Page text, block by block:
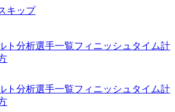
キップ
ト分析選手一覧フィニッシュタイム計
ト分析選手一覧フィニッシュタイム計